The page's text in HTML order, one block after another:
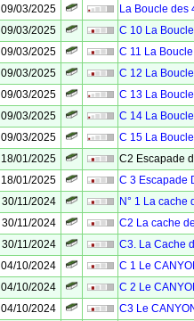
09/03/2025
La Boucle des
09/03/2025
C 10 La
09/03/2025
C 11 La
09/03/2025
C 12 La
09/03/2025
C 13 La
09/03/2025
C 14 La
09/03/2025
C 15 La
18/01/2025
C2 Escapade
18/01/2025
C 3 Escapade
30/11/2024
N° 1 La cache
30/11/2024
C2 La cache
30/11/2024
C3. La Cache
04/10/2024
C 1 Le
04/10/2024
C 2 Le
04/10/2024
C3 Le